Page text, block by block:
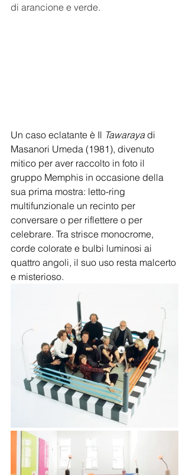
di arancione e verde.
Un caso eclatante è Il Tawaraya di
Masanori Umeda (1981), divenuto
mitico per aver raccolto in foto il
gruppo Memphis in occasione della
sua prima mostra: letto-ring
multifunzionale un recinto per
conversare o per riflettere o per
celebrare. Tra strisce monocrome,
corde colorate e bulbi luminosi ai
quattro angoli, il suo uso resta malcerto
e misterioso.